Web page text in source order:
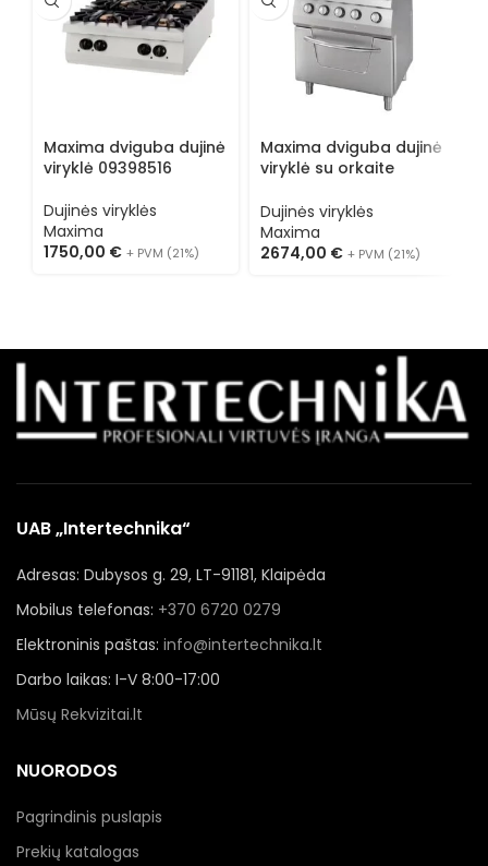
Maxima dviguba dujinė
viryklė 09398516
Dujinės viryklės
Maxima
1750,00 € + PVM (21%)
Maxima dviguba dujinė
viryklė su orkaite
Dujinės viryklės
Maxima
2674,00 € + PVM (21%)
UAB „Intertechnika“
Adresas: Dubysos g. 29, LT-91181, Klaipėda
Mobilus telefonas: +370 6720 0279
Elektroninis paštas: info@intertechnika.lt
Darbo laikas: I-V 8:00-17:00
Mūsų Rekvizitai.lt
NUORODOS
Pagrindinis puslapis
Prekių katalogas